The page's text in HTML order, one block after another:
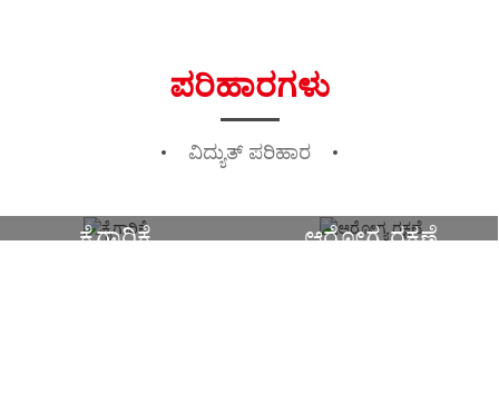
ಪರಿಹಾರಗಳು
ವಿದ್ಯುತ್ ಪರಿಹಾರ
ಕೈಗಾರಿಕೆ ಆರೋಗ್ಯ ರಕ್ಷಣೆ